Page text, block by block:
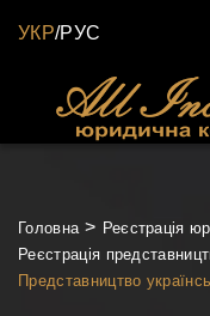
УКР/РУС
Головна
Реєстрація
Реєстрація
Представництво